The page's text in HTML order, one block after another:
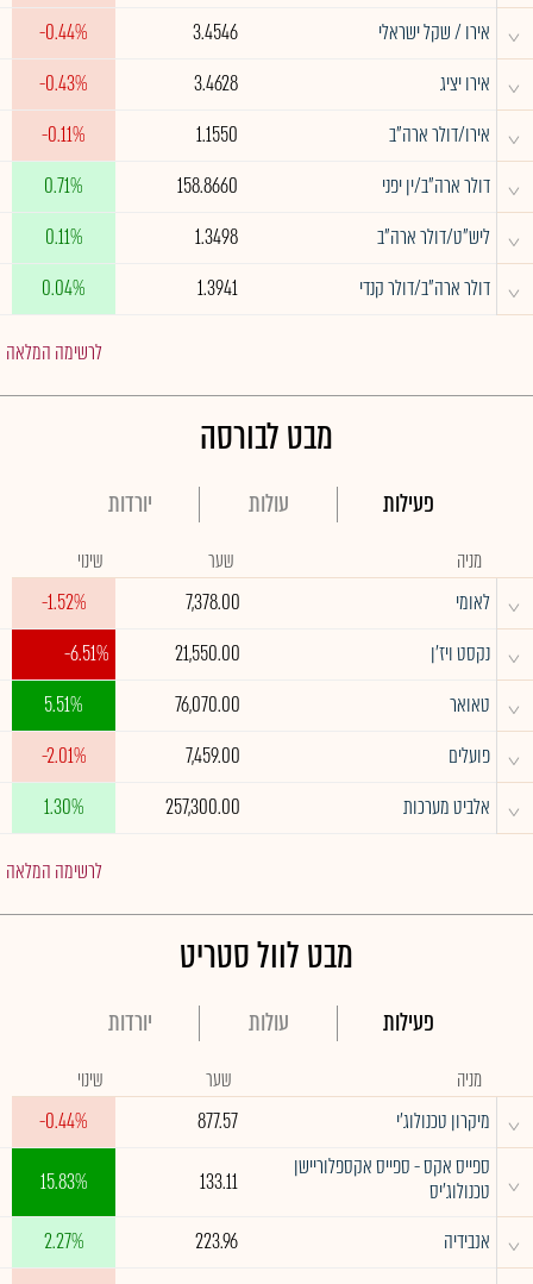
^ אירו / שקל ישראלי 3.4546
-0.44%
^ אירו יציג 3.4628
-0.43%
^ אירו/דולר ארה"ב 1.1550
-0.11%
^ דולר ארה"ב/ין יפני 158.8660
0.71%
^ ליש"ט/דולר ארה"ב 1.3498
0.11%
^ דולר ארה"ב/דולר קנדי 1.3941
0.04%
לרשימה המלאה
מבט לבורסה
פעילות עולות יורדות
מניה שער שינוי
^ לאומי 7,378.00
-1.52%
^ נקסט ויז'ן 21,550.00
-6.51%
^ טאואר 76,070.00
5.51%
^ פועלים 7,459.00
-2.01%
^ אלביט מערכות 257,300.00
1.30%
לרשימה המלאה
מבט לוול סטריט
פעילות עולות יורדות
מניה שער שינוי
^ מיקרון טכנולוג'י 877.57
-0.44%
^
ספייס אקס - ספייס אקספלוריישן
טכנולוג'יס
133.11
15.83%
^ אנבידיה 223.96
2.27%